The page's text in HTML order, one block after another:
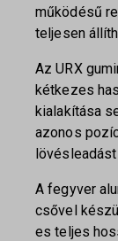
működésű
teljesen
Az URX
kétkezes
kialakítása
azonos
A fegyver
csővel
es teljes